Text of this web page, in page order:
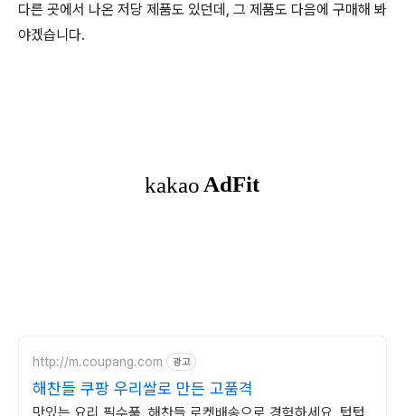
다른 곳에서 나온 저당 제품도 있던데, 그 제품도 다음에 구매해 봐
야겠습니다.
http://m.coupang.com 광고
해찬들 쿠팡 우리쌀로 만든 고품격